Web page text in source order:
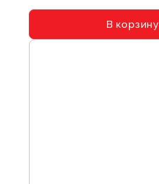
В корзину